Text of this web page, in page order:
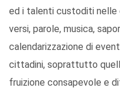
ed i talenti custoditi nelle
versi, parole, musica,
calendarizzazione di
cittadini, soprattutto
fruizione consapevole e